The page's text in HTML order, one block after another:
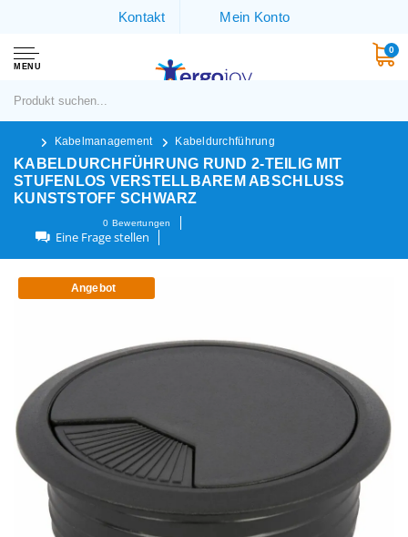
Kontakt Mein Konto
MENU
0
Kabelmanagement Kabeldurchführung
KABELDURCHFÜHRUNG RUND 2-TEILIG MIT
STUFENLOS VERSTELLBAREM ABSCHLUSS
KUNSTSTOFF SCHWARZ
0 Bewertungen
Eine Frage stellen
Angebot